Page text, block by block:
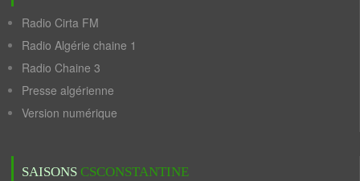
Radio Cirta FM
Radio Algérie chaine 1
Radio Chaine 3
Presse algérienne
Version numérique
SAISONS CSCONSTANTINE